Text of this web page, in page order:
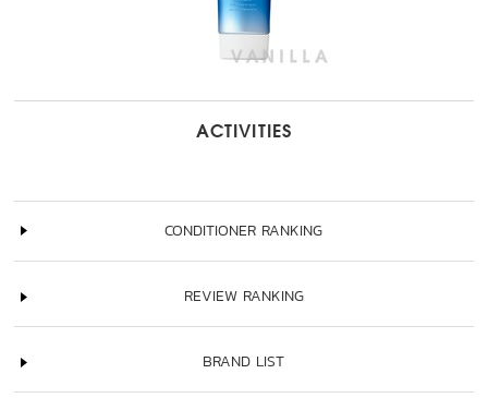
ACTIVITIES
CONDITIONER RANKING
REVIEW RANKING
BRAND LIST